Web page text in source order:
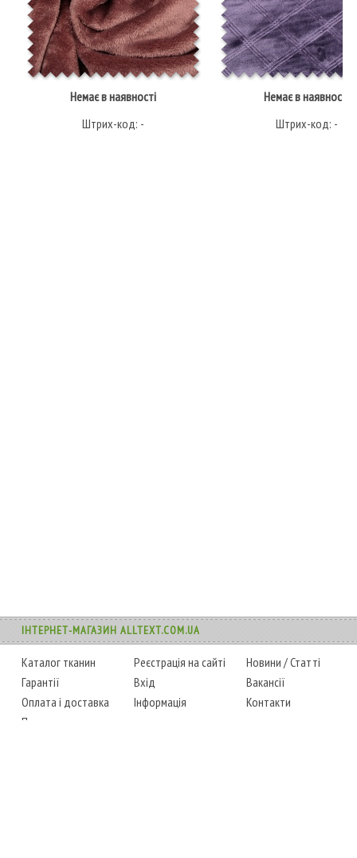
Немає в наявності
Штрих-код: -
Немає в наявності
Штрих-код: -
ІНТЕРНЕТ-МАГАЗИН ALLTEXT.COM.UA
Каталог тканин
Гарантії
Оплата і доставка
Повернення товару
Реєстрація на сайті
Вхід
Інформація
Новини /Статті
Вакансії
Контакти